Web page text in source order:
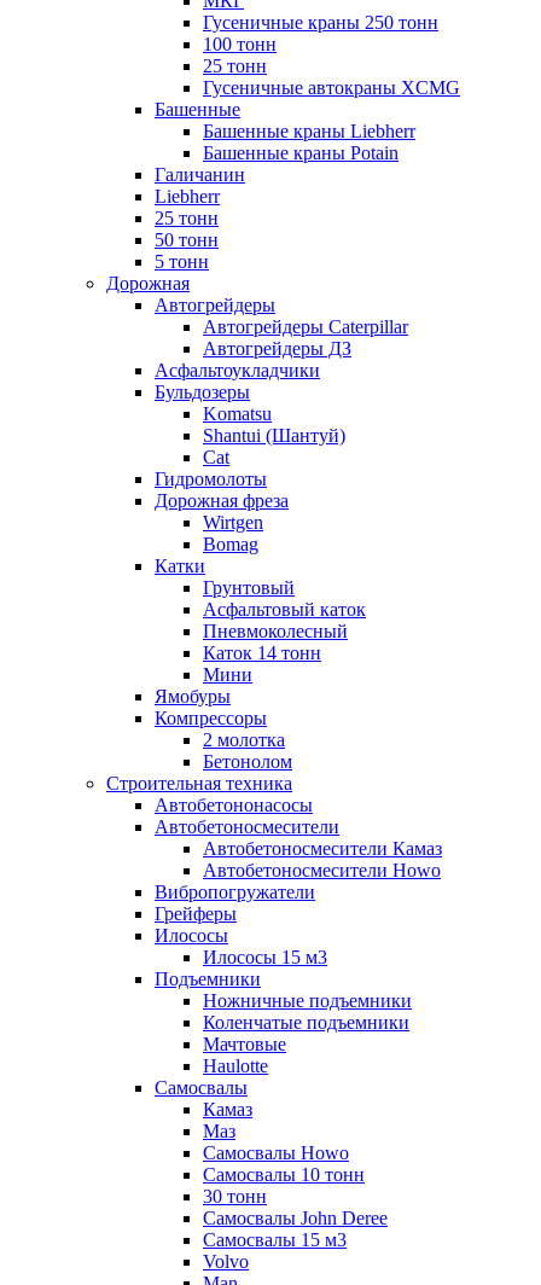
Гусеничные краны 250 тонн
100 тонн
25 тонн
Гусеничные автокраны XCMG
Башенные
Башенные краны Liebherr
Башенные краны Potain
Галичанин
Liebherr
25 тонн
50 тонн
5 тонн
Дорожная
Автогрейдеры
Автогрейдеры Caterpillar
Автогрейдеры ДЗ
Асфальтоукладчики
Бульдозеры
Komatsu
Shantui (Шантуй)
Cat
Гидромолоты
Дорожная фреза
Wirtgen
Bomag
Катки
Грунтовый
Асфальтовый каток
Пневмоколесный
Каток 14 тонн
Мини
Ямобуры
Компрессоры
2 молотка
Бетонолом
Строительная техника
Автобетононасосы
Автобетоносмесители
Автобетоносмесители Камаз
Автобетоносмесители Howo
Вибропогружатели
Грейферы
Илососы
Илососы 15 м3
Подъемники
Ножничные подъемники
Коленчатые подъемники
Мачтовые
Haulotte
Самосвалы
Камаз
Маз
Самосвалы Howo
Самосвалы 10 тонн
30 тонн
Самосвалы John Deree
Самосвалы 15 м3
Volvo